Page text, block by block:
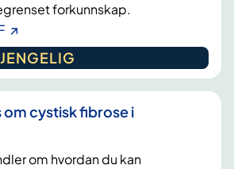
forkunnskap.
cystisk fibrose i
om hvordan du kan